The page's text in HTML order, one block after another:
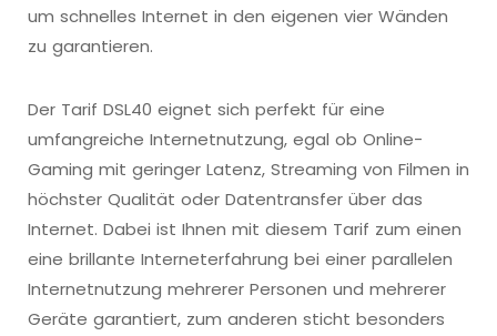
um schnelles Internet in den eigenen vier Wänden
zu garantieren.
Der Tarif DSL40 eignet sich perfekt für eine
umfangreiche Internetnutzung, egal ob Online-
Gaming mit geringer Latenz, Streaming von Filmen in
höchster Qualität oder Datentransfer über das
Internet. Dabei ist Ihnen mit diesem Tarif zum einen
eine brillante Interneterfahrung bei einer parallelen
Internetnutzung mehrerer Personen und mehrerer
Geräte garantiert, zum anderen sticht besonders